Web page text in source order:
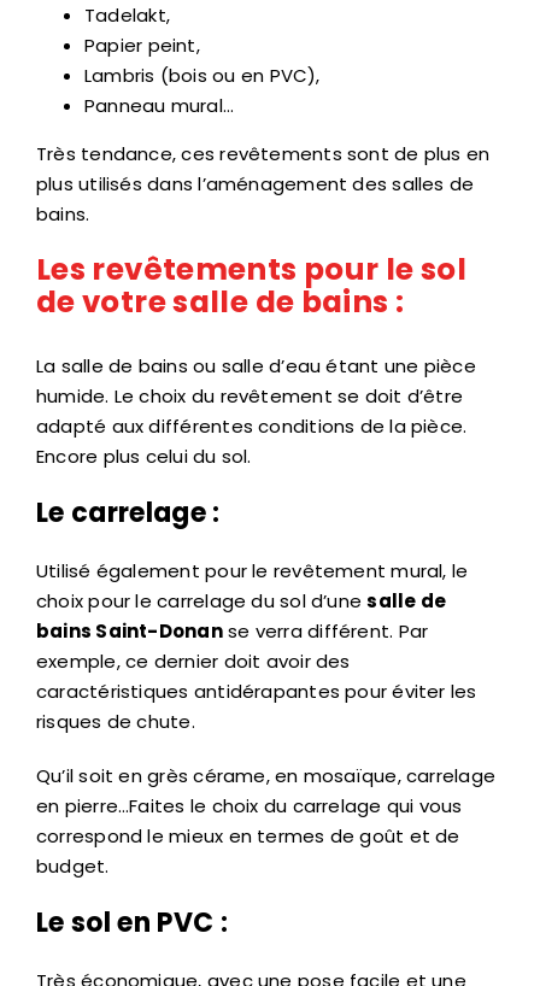
Tadelakt,
Papier peint,
Lambris (bois ou en PVC),
Panneau mural…
Très tendance, ces revêtements sont de plus en
plus utilisés dans l’aménagement des salles de
bains.
Les revêtements pour le sol
de votre salle de bains :
La salle de bains ou salle d’eau étant une pièce
humide. Le choix du revêtement se doit d’être
adapté aux différentes conditions de la pièce.
Encore plus celui du sol.
Le carrelage :
Utilisé également pour le revêtement mural, le
choix pour le carrelage du sol d’unesalle de
bains Saint-Donanse verra différent. Par
exemple, ce dernier doit avoir des
caractéristiques antidérapantes pour éviter les
risques de chute.
Qu’il soit en grès cérame, en mosaïque, carrelage
en pierre…Faites le choix du carrelage qui vous
correspond le mieux en termes de goût et de
budget.
Le sol en PVC :
Très économique, avec une pose facile et une